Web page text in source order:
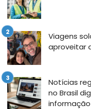
Viagens
aproveitar
Notícias
no Brasil